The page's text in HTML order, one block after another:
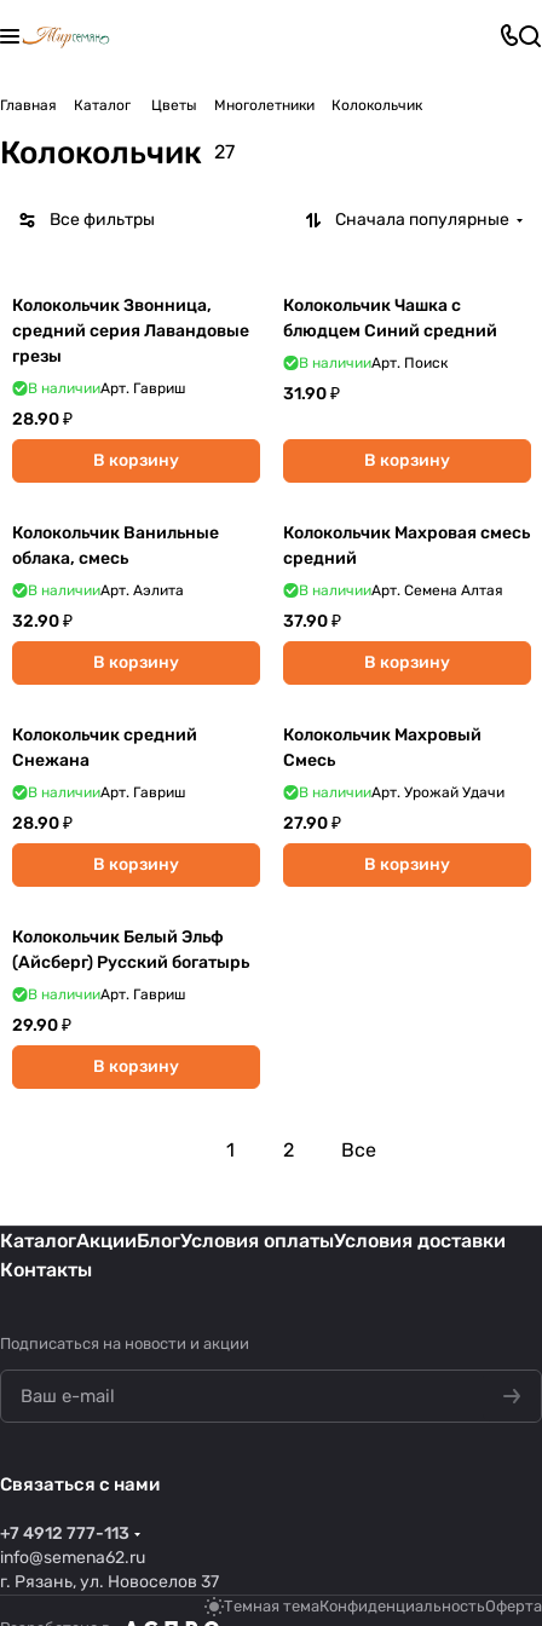
Главная Каталог Цветы Многолетники Колокольчик
Колокольчик 27
Все фильтры Сначала популярные
Колокольчик Звонница,
средний серия Лавандовые
грезы
В наличииАрт. Гавриш
28.90 ₽
В корзину
Колокольчик Чашка с
блюдцем Синий средний
В наличииАрт. Поиск
31.90 ₽
В корзину
Колокольчик Ванильные
облака, смесь
В наличииАрт. Аэлита
32.90 ₽
В корзину
Колокольчик Махровая смесь
средний
В наличииАрт. Семена Алтая
37.90 ₽
В корзину
Колокольчик средний
Снежана
В наличииАрт. Гавриш
28.90 ₽
В корзину
Колокольчик Махровый
Смесь
В наличииАрт. Урожай Удачи
27.90 ₽
В корзину
Колокольчик Белый Эльф
(Айсберг) Русский богатырь
В наличииАрт. Гавриш
29.90 ₽
В корзину
1 2 Все
КаталогАкцииБлогУсловия оплатыУсловия доставки
Контакты
Подписаться на новости и акции
Связаться с нами
+7 4912 777-113
info@semena62.ru
г. Рязань, ул. Новоселов 37
Темная темаКонфиденциальностьОферта